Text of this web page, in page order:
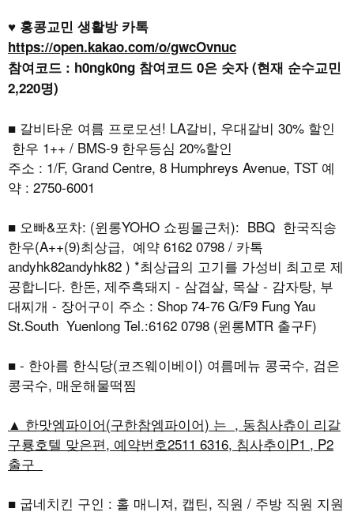
♥ 홍콩교민 생활방 카톡
https://open.kakao.com/o/gwcOvnuc
참여코드 : h0ngk0ng 참여코드 0은 숫자 (현재 순수교민
2,220명)
■ 갈비타운 여름 프로모션! LA갈비, 우대갈비 30% 할인
한우 1++ / BMS-9 한우등심 20%할인
주소 : 1/F, Grand Centre, 8 Humphreys Avenue, TST 예
약 : 2750-6001
■ 오빠&포차: (윈롱YOHO 쇼핑몰근처): BBQ 한국직송
한우(A++(9)최상급, 예약 6162 0798 / 카톡
andyhk82andyhk82 ) *최상급의 고기를 가성비 최고로 제
공합니다. 한돈, 제주흑돼지 - 삼겹살, 목살 - 감자탕, 부
대찌개 - 장어구이 주소 : Shop 74-76 G/F9 Fung Yau
St.South Yuenlong Tel.:6162 0798 (윈롱MTR 출구F)
■ - 한아름 한식당(코즈웨이베이) 여름메뉴 콩국수, 검은
콩국수, 매운해물떡찜
▲ 한맛엠파이어(구한참엠파이어) 는 , 동침사츄이 리갈
구룡호텔 맞은편, 예약번호2511 6316, 침사추이P1 , P2
출구
■ 굽네치킨 구인 : 홀 매니져, 캡틴, 직원 / 주방 직원 지원